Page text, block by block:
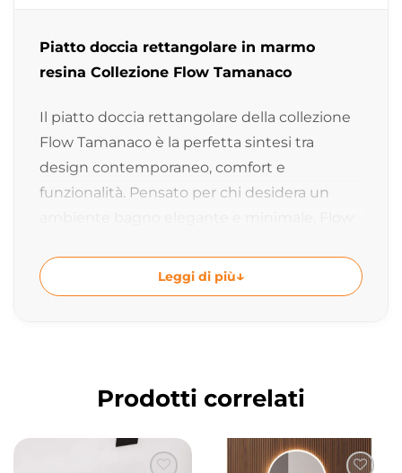
Piatto doccia rettangolare in marmo
resina Collezione Flow Tamanaco
Il piatto doccia rettangolare della collezione
Flow Tamanaco è la perfetta sintesi tra
design contemporaneo, comfort e
funzionalità. Pensato per chi desidera un
valorizzando una pulizia visiva essenziale e
moderna. Realizzato in marmo resina, questo
Design contemporaneo e minimale
La collezione Flow si distingue per l’estetica
essenziale e raffinata, progettata per creare
una zona doccia moderna e armoniosa con la
Leggi di più
Prodotti correlati